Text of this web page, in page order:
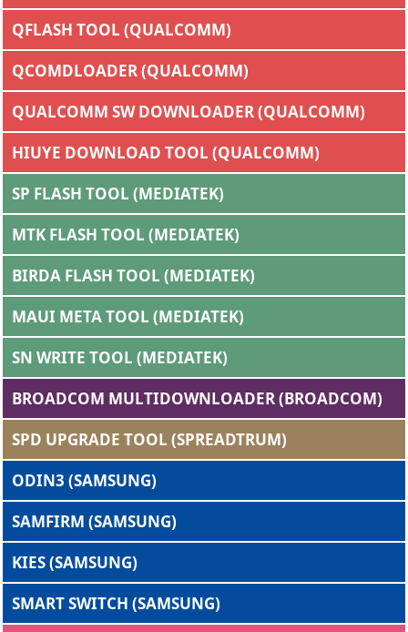
QFLASH TOOL (QUALCOMM)
QCOMDLOADER (QUALCOMM)
QUALCOMM SW DOWNLOADER (QUALCOMM)
HIUYE DOWNLOAD TOOL (QUALCOMM)
SP FLASH TOOL (MEDIATEK)
MTK FLASH TOOL (MEDIATEK)
BIRDA FLASH TOOL (MEDIATEK)
MAUI META TOOL (MEDIATEK)
SN WRITE TOOL (MEDIATEK)
BROADCOM MULTIDOWNLOADER (BROADCOM)
SPD UPGRADE TOOL (SPREADTRUM)
ODIN3 (SAMSUNG)
SAMFIRM (SAMSUNG)
KIES (SAMSUNG)
SMART SWITCH (SAMSUNG)